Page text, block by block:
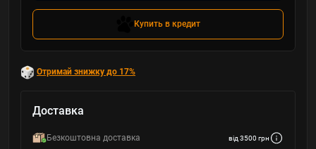
Купить в кредит
Отримай знижку до 17%
Доставка
Безкоштовна доставка від 3500 грн